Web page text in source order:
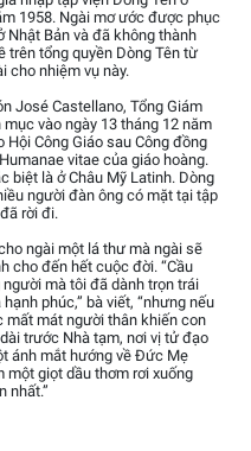
1958. Ngài mơ ước được phục
Nhật Bản và đã không thành
trên tổng quyền Dòng Tên từ
cho nhiệm vụ này.
José Castellano, Tổng Giám
vào ngày 13 tháng 12 năm
Hội Công Giáo sau Công đồng
vitae của giáo hoàng.
biệt là ở Châu Mỹ Latinh. Dòng
người đàn ông có mặt tại tập
rời đi.
ngài một lá thư mà ngài sẽ
cho đến hết cuộc đời. “Cầu
mà tôi đã dành trọn trái
phúc,” bà viết, “nhưng nếu
mất mát người thân khiến con
trước Nhà tạm, nơi vị tử đạo
ánh mắt hướng về Đức Mẹ
một giọt dầu thơm rơi xuống
nhất.”